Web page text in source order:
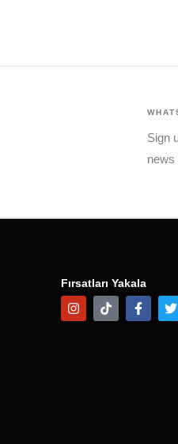
Sign
news
Fırsatları Yakala